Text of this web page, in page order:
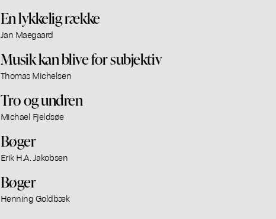
En lykkelig række
Jan Maegaard
Musik kan blive for subjektiv
Thomas Michelsen
Tro og undren
Michael Fjeldsøe
Bøger
Erik H.A. Jakobsen
Bøger
Henning Goldbæk